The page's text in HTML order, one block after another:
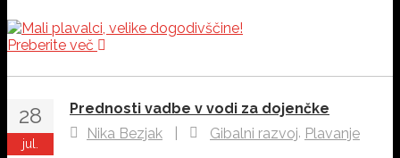
Preberite več
28
jul.
Prednosti vadbe v vodi za dojenčke
Nika Bezjak
Gibalni razvoj, Plavanje